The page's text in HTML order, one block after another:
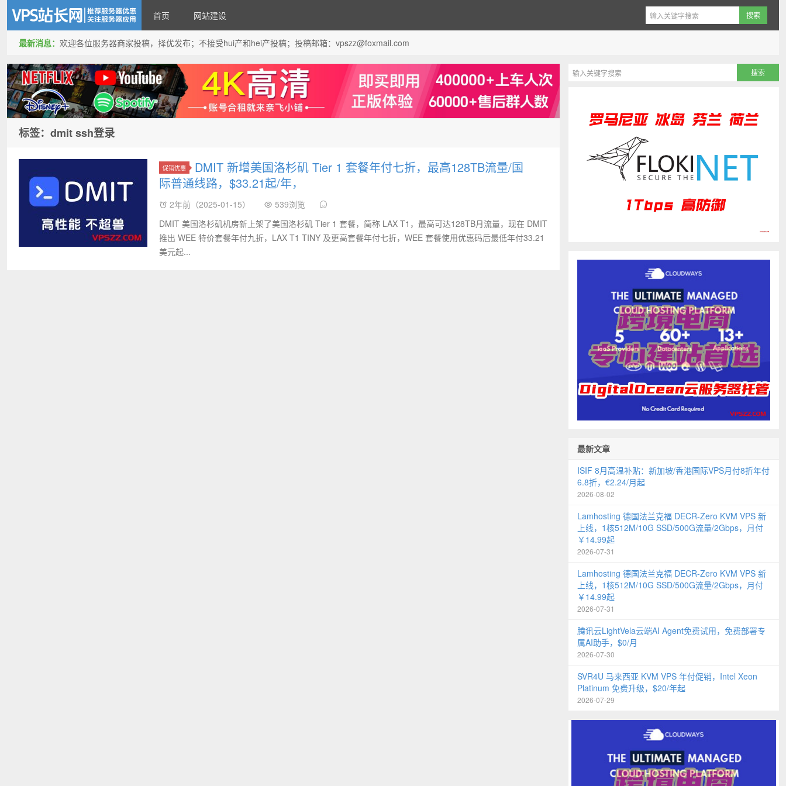
VPS站长网
首页 网站建设
最新消息： 欢迎各位服务器商家投稿，择优发布；不接受hui产和hei产投稿；投稿邮箱：vpszz@foxmail.com
标签：dmit ssh登录
促销优惠
DMIT 新增美国洛杉矶 Tier 1 套餐年付七折，最高128TB流量/国
际普通线路，$33.21起/年，
2年前（2025-01-15）
539浏览
DMIT 美国洛杉矶机房新上架了美国洛杉矶 Tier 1 套餐，简称 LAX T1，最高可达128TB月流量，现在 DMIT
推出 WEE 特价套餐年付九折，LAX T1 TINY 及更高套餐年付七折，WEE 套餐使用优惠码后最低年付33.21
美元起...
最新文章
ISIF 8月高温补贴：新加坡/香港国际VPS月付8折年付
6.8折，€2.24/月起
2026-08-02
Lamhosting 德国法兰克福 DECR-Zero KVM VPS 新
上线，1核512M/10G SSD/500G流量/2Gbps，月付
￥14.99起
2026-07-31
Lamhosting 德国法兰克福 DECR-Zero KVM VPS 新
上线，1核512M/10G SSD/500G流量/2Gbps，月付
￥14.99起
2026-07-31
腾讯云LightVela云端AI Agent免费试用，免费部署专
属AI助手，$0/月
2026-07-30
SVR4U 马来西亚 KVM VPS 年付促销，Intel Xeon
Platinum 免费升级，$20/年起
2026-07-29